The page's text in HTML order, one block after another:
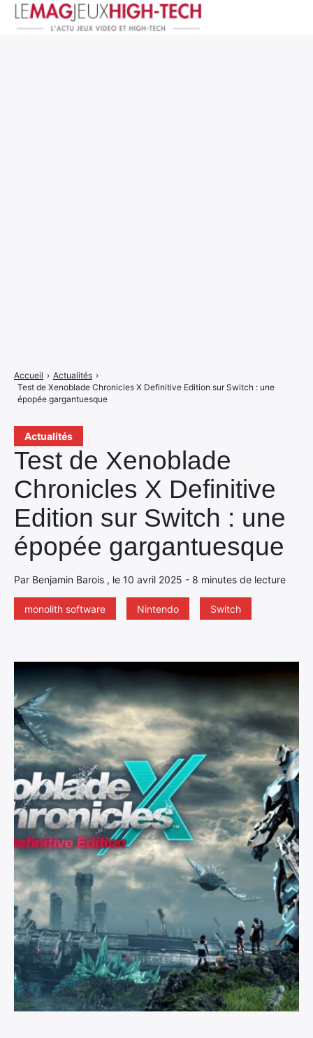
Actualités
Test de Xenoblade
Chronicles X Definitive
Edition sur Switch : une
épopée gargantuesque
Par Benjamin Barois , le 10 avril 2025 - 8 minutes de lecture
monolith software Nintendo Switch
Accueil › Actualités ›
Test de Xenoblade Chronicles X Definitive Edition sur Switch : une
épopée gargantuesque